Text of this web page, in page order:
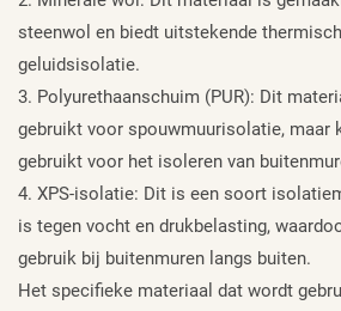
steenwol en biedt uitstekende
geluidsisolatie.
3. Polyurethaanschuim (PUR): Dit
gebruikt voor spouwmuurisolatie, maar
gebruikt voor het isoleren van
4. XPS-isolatie: Dit is een soort
is tegen vocht en drukbelasting,
gebruik bij buitenmuren langs buiten.
Het specifieke materiaal dat wordt